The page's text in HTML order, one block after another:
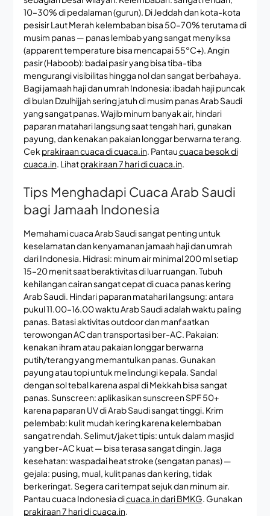
10–30% di pedalaman (gurun). Di Jeddah dan kota-kota
pesisir Laut Merah kelembaban bisa 50–70% terutama di
musim panas — panas lembab yang sangat menyiksa
(apparent temperature bisa mencapai 55°C+). Angin
pasir (Haboob): badai pasir yang bisa tiba-tiba
mengurangi visibilitas hingga nol dan sangat berbahaya.
Bagi jamaah haji dan umrah Indonesia: ibadah haji puncak
di bulan Dzulhijjah sering jatuh di musim panas Arab Saudi
yang sangat panas. Wajib minum banyak air, hindari
paparan matahari langsung saat tengah hari, gunakan
payung, dan kenakan pakaian longgar berwarna terang.
Cek prakiraan cuaca di cuaca.in. Pantaucuaca besok di
cuaca.in. Lihatprakiraan 7 hari di cuaca.in.
Tips Menghadapi Cuaca Arab Saudi
bagi Jamaah Indonesia
Memahami cuaca Arab Saudi sangat penting untuk
keselamatan dan kenyamanan jamaah haji dan umrah
dari Indonesia. Hidrasi: minum air minimal 200 ml setiap
15–20 menit saat beraktivitas di luar ruangan. Tubuh
kehilangan cairan sangat cepat di cuaca panas kering
Arab Saudi. Hindari paparan matahari langsung: antara
pukul 11.00–16.00 waktu Arab Saudi adalah waktu paling
panas. Batasi aktivitas outdoor dan manfaatkan
terowongan AC dan transportasi ber-AC. Pakaian:
kenakan ihram atau pakaian longgar berwarna
putih/terang yang memantulkan panas. Gunakan
payung atau topi untuk melindungi kepala. Sandal
dengan sol tebal karena aspal di Mekkah bisa sangat
panas. Sunscreen: aplikasikan sunscreen SPF 50+
karena paparan UV di Arab Saudi sangat tinggi. Krim
pelembab: kulit mudah kering karena kelembaban
sangat rendah. Selimut/jaket tipis: untuk dalam masjid
yang ber-AC kuat — bisa terasa sangat dingin. Jaga
kesehatan: waspadai heat stroke (sengatan panas) —
gejala: pusing, mual, kulit panas dan kering, tidak
berkeringat. Segera cari tempat sejuk dan minum air.
Pantau cuaca Indonesia dicuaca.in dari BMKG. Gunakan
prakiraan 7 hari di cuaca.in.